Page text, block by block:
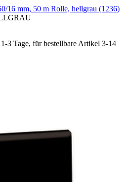
16 mm, 50 m Rolle, hellgrau (1236)
3 Tage, für bestellbare Artikel 3-14